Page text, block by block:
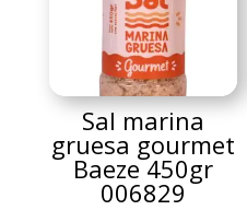
Sal marina
gruesa gourmet
Baeze 450gr
006829